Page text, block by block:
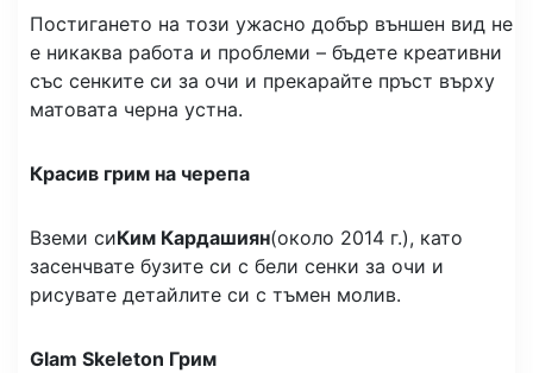
Постигането на този ужасно добър външен вид не
е никаква работа и проблеми – бъдете креативни
със сенките си за очи и прекарайте пръст върху
матовата черна устна.
Красив грим на черепа
Вземи сиКим Кардашиян(около 2014 г.), като
засенчвате бузите си с бели сенки за очи и
рисувате детайлите си с тъмен молив.
Glam Skeleton Грим